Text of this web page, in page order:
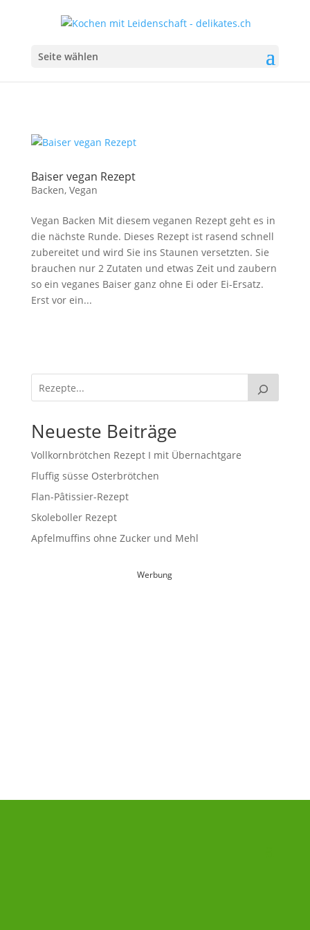
Seite wählen
Baiser vegan Rezept
Backen, Vegan
Vegan Backen Mit diesem veganen Rezept geht es in
die nächste Runde. Dieses Rezept ist rasend schnell
zubereitet und wird Sie ins Staunen versetzten. Sie
brauchen nur 2 Zutaten und etwas Zeit und zaubern
so ein veganes Baiser ganz ohne Ei oder Ei-Ersatz.
Erst vor ein...
Neueste Beiträge
Vollkornbrötchen Rezept I mit Übernachtgare
Fluffig süsse Osterbrötchen
Flan-Pâtissier-Rezept
Skoleboller Rezept
Apfelmuffins ohne Zucker und Mehl
Werbung